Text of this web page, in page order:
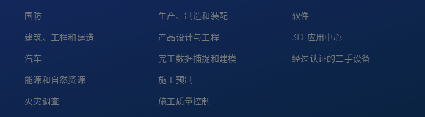
国防
建筑、工程和建造
汽车
能源和自然资源
火灾调查
生产、制造和装配
产品设计与工程
完工数据捕捉和建模
施工预制
施工质量控制
软件
3D 应用中心
经过认证的二手设备